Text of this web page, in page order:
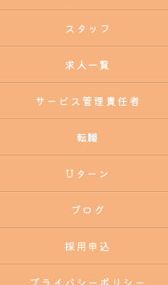
スタッフ
求人一覧
サービス管理責任者
転職
Uターン
ブログ
採用申込